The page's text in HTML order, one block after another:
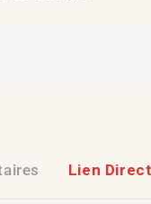
Lien Direct